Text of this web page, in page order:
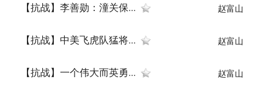
【抗战】李善勋：潼关保... 赵富山
【抗战】中美飞虎队猛将... 赵富山
【抗战】一个伟大而英勇... 赵富山